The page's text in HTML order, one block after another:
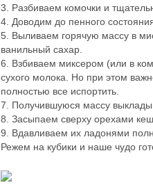
3. Разбиваем комочки и
4. Доводим до пенного
5. Выливаем горячую массу в
ванильный сахар.
6. Взбиваем миксером (или в
сухого молока. Но при этом
полностью все испортить.
7. Получившуюся массу
8. Засыпаем сверху орехами
9. Вдавливаем их ладонями
Режем на кубики и наше чудо